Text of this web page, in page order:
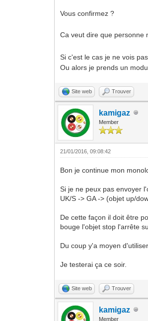
Vous confirmez ?
Ca veut dire que personne
Si c'est le cas je ne vois
Ou alors je prends un
Site web Trouver
kamigaz
Member
21/01/2016, 09:08:42
Bon je continue mon
Si je ne peux pas envoyer
UK/S -> GA -> (objet up/
De cette façon il doit être
bouge l'objet stop l'arrête
Du coup y'a moyen
Je testerai ça ce soir.
Site web Trouver
kamigaz
Member